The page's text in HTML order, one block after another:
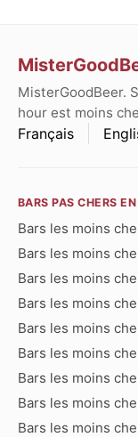
MisterGoodBeer.
hour est moins
Français
BARS PAS CHERS
Bars les moins
Bars les moins
Bars les moins
Bars les moins
Bars les moins
Bars les moins
Bars les moins
Bars les moins
Bars les moins